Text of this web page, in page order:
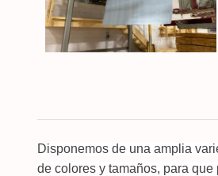
Disponemos de una amplia
de colores y tamaños, para